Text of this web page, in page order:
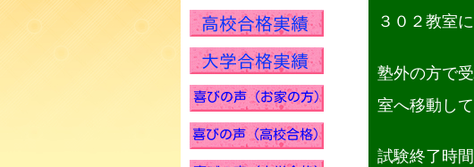
３０２教室
塾外の方で
室へ移動して
試験終了時